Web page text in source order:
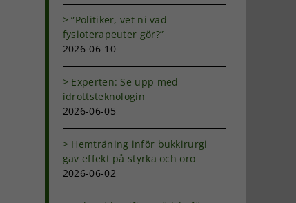
”Politiker, vet ni vad
fysioterapeuter gör?”
2026-06-10
Experten: Se upp med
idrottsteknologin
2026-06-05
Hemträning inför bukkirurgi
gav effekt på styrka och oro
2026-06-02